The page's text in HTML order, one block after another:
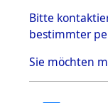
5.3.1
zu
en
5.3.2
Bitte
bestimmter
Sie möchten